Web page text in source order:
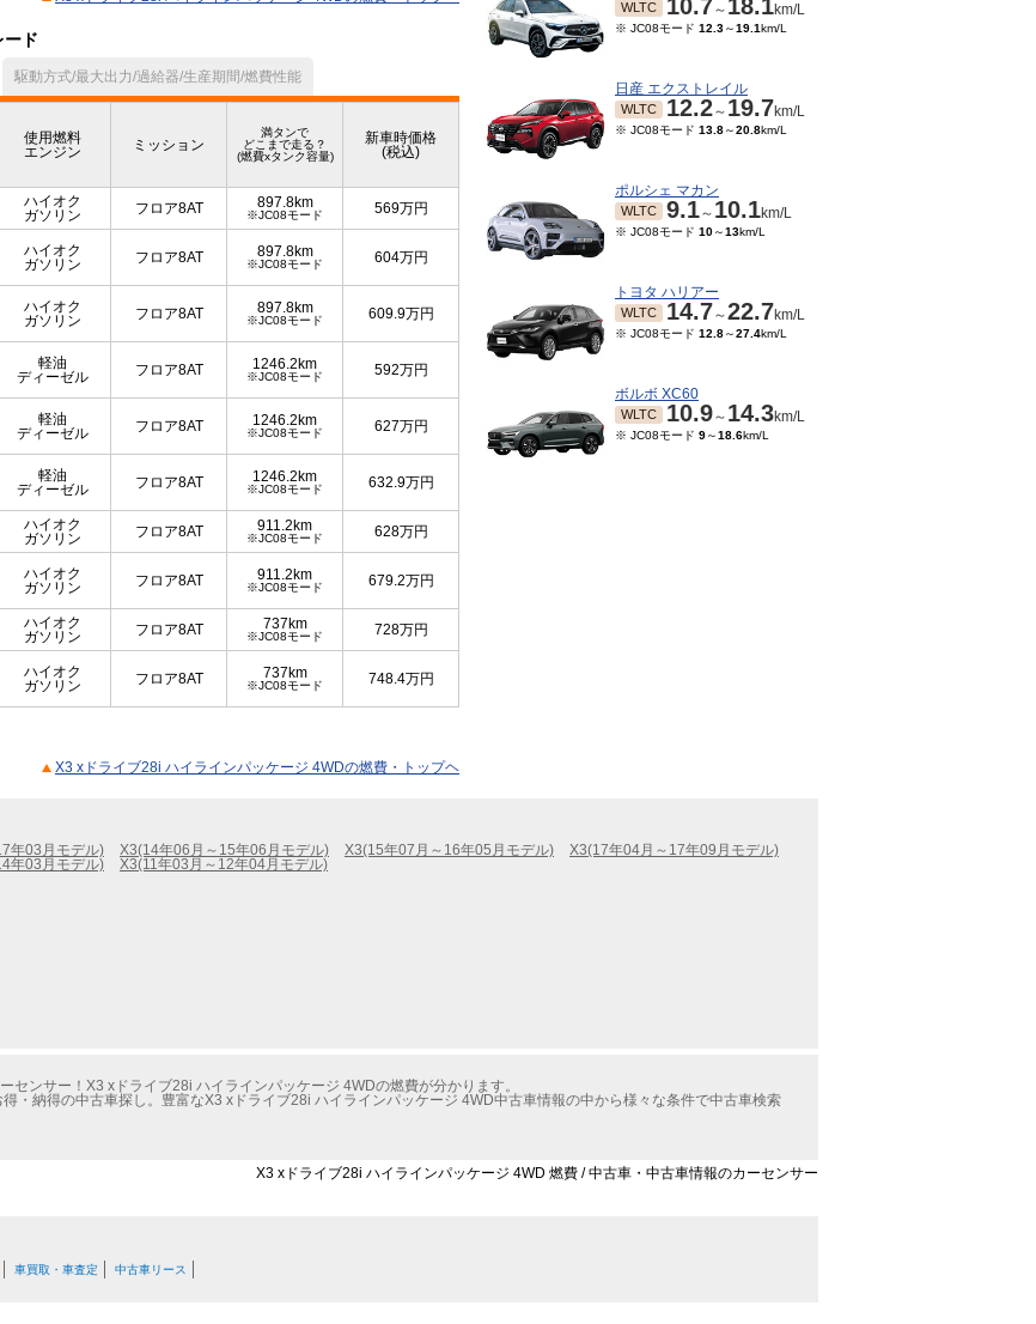
ード
駆動方式/最大出力/過給器/生産期間/燃費性能
使用燃料
エンジン
ミッション
満タンで
どこまで走る？
(燃費xタンク容量)
新車時価格
(税込)
ハイオク
ガソリン
フロア8AT 897.8km
※JC08モード 569万円
ハイオク
ガソリン
フロア8AT 897.8km
※JC08モード 604万円
ハイオク
ガソリン
フロア8AT 897.8km
※JC08モード 609.9万円
軽油
ディーゼル
フロア8AT 1246.2km
※JC08モード 592万円
軽油
ディーゼル
フロア8AT 1246.2km
※JC08モード 627万円
軽油
ディーゼル
フロア8AT 1246.2km
※JC08モード 632.9万円
ハイオク
ガソリン
フロア8AT 911.2km
※JC08モード 628万円
ハイオク
ガソリン
フロア8AT 911.2km
※JC08モード 679.2万円
ハイオク
ガソリン
フロア8AT 737km
※JC08モード 728万円
ハイオク
ガソリン
フロア8AT 737km
※JC08モード 748.4万円
X3 xドライブ28i ハイラインパッケージ 4WDの燃費・トップヘ
WLTC 10.7～ 18.1km/L
※ JC08モード 12.3～19.1km/L
日産 エクストレイル
WLTC 12.2～ 19.7km/L
※ JC08モード 13.8～20.8km/L
ポルシェ マカン
WLTC 9.1～ 10.1km/L
※ JC08モード 10～13km/L
トヨタ ハリアー
WLTC 14.7～22.7km/L
※ JC08モード 12.8～27.4km/L
ボルボ XC60
WLTC 10.9～ 14.3km/L
※ JC08モード 9～18.6km/L
年03月モデル) X3(14年06月～15年06月モデル) X3(15年07月～16年05月モデル)
X3(17年04月～17年09月モデル)
年03月モデル)
X3(11年03月～12年04月モデル)
センサー！X3 xドライブ28i ハイラインパッケージ 4WDの燃費が分かります。
・納得の中古車探し。豊富なX3 xドライブ28i ハイラインパッケージ 4WD中古車情報の中から様々な条件で中古車検索
X3 xドライブ28i ハイラインパッケージ 4WD 燃費 / 中古車・中古車情報のカーセンサー
車買取・車査定 中古車リース